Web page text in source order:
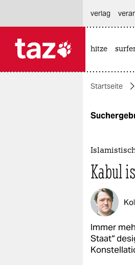
themen
politik
kultur
sport
berlin
nord
verlag
hitze
Startseite
Kabul
Immer
Staat“